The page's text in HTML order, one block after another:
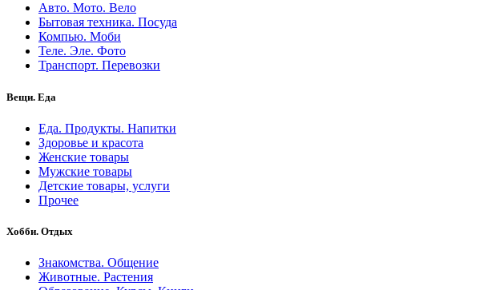
Авто. Мото. Вело
Бытовая техника. Посуда
Компью. Моби
Теле. Эле. Фото
Транспорт. Перевозки
Вещи. Еда
Еда. Продукты. Напитки
Здоровье и красота
Женские товары
Мужские товары
Детские товары, услуги
Прочее
Хобби. Отдых
Знакомства. Общение
Животные. Растения